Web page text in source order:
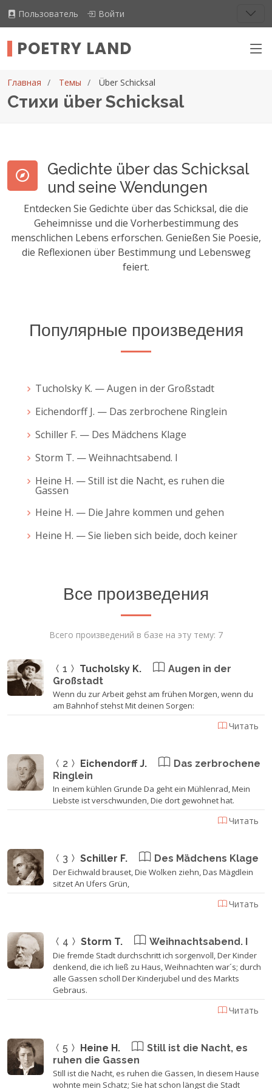
Пользователь Войти
POETRY LAND
Главная Темы Über Schicksal
Стихи über Schicksal
Gedichte über das Schicksal
und seine Wendungen
Entdecken Sie Gedichte über das Schicksal, die die
Geheimnisse und die Vorherbestimmung des
menschlichen Lebens erforschen. Genießen Sie Poesie,
die Reflexionen über Bestimmung und Lebensweg
feiert.
Популярные произведения
Tucholsky K. — Augen in der Großstadt
Eichendorff J. — Das zerbrochene Ringlein
Schiller F. — Des Mädchens Klage
Storm T. — Weihnachtsabend. I
Heine H. — Still ist die Nacht, es ruhen die
Gassen
Heine H. — Die Jahre kommen und gehen
Heine H. — Sie lieben sich beide, doch keiner
Все произведения
Всего произведений в базе на эту тему: 7
1 Tucholsky K.
Augen in der
Großstadt
Wenn du zur Arbeit gehst am frühen Morgen, wenn du
am Bahnhof stehst Mit deinen Sorgen:
Читать
2 Eichendorff J.
Das zerbrochene
Ringlein
In einem kühlen Grunde Da geht ein Mühlenrad, Mein
Liebste ist verschwunden, Die dort gewohnet hat.
Читать
3 Schiller F. Des Mädchens Klage
Der Eichwald brauset, Die Wolken ziehn, Das Mägdlein
sitzet An Ufers Grün,
Читать
4 Storm T. Weihnachtsabend. I
Die fremde Stadt durchschritt ich sorgenvoll, Der Kinder
denkend, die ich ließ zu Haus, Weihnachten war´s; durch
alle Gassen scholl Der Kinderjubel und des Markts
Gebraus.
Читать
5 Heine H.
Still ist die Nacht, es
ruhen die Gassen
Still ist die Nacht, es ruhen die Gassen, In diesem Hause
wohnte mein Schatz; Sie hat schon längst die Stadt